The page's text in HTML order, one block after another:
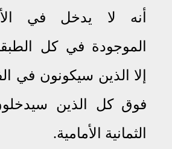
أنه لا يدخل في ا ﻷ
الموجودة في كل
ﻻ الذين سيكونون في
فوق كل الذين
الثمانية ا ﻷمامية.